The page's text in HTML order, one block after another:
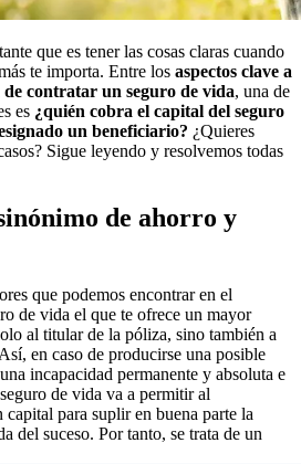
que es tener las cosas claras cuando
te importa. Entre los aspectos clave a
contratar un seguro de vida, una de
es ¿quién cobra el capital del seguro
un beneficiario? ¿Quieres
Sigue leyendo y resolvemos todas
de ahorro y
que podemos encontrar en el
de vida el que te ofrece un mayor
al titular de la póliza, sino también a
en caso de producirse una posible
incapacidad permanente y absoluta e
de vida va a permitir al
para suplir en buena parte la
del suceso. Por tanto, se trata de un